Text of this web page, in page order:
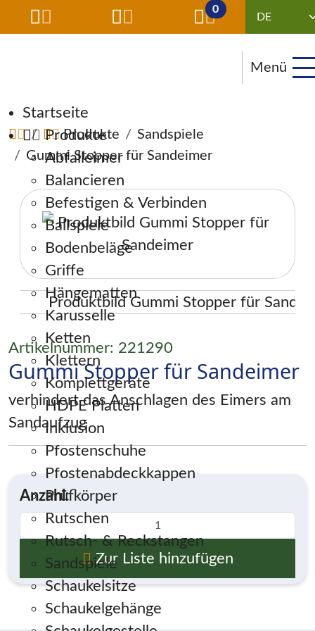
0
Menü
Navigation überspringen
Startseite
Produkte
Abfalleimer
Balancieren
Befestigen & Verbinden
Ballspiele
Bodenbeläge
Griffe
Hängematten
Karusselle
Ketten
Klettern
Komplettgeräte
HDPE Platten
Inklusion
Pfostenschuhe
Pfostenabdeckkappen
Prüfkörper
Rutschen
Rutsch- & Reckstangen
Sandspiele
Schaukelsitze
Schaukelgehänge
Produkte
Sandspiele
Gummi Stopper für Sandeimer
Artikelnummer: 221290
Gummi Stopper für Sandeimer
verhindert das Anschlagen des Eimers am
Sandaufzug
Anzahl:
Zur Liste hinzufügen